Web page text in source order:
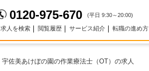
0120-975-670 (平日 9:30～20:00)
求人を検索 閲覧履歴 サービス紹介 転職の進め方
宇佐美あけぼの園の作業療法士（OT）の求人